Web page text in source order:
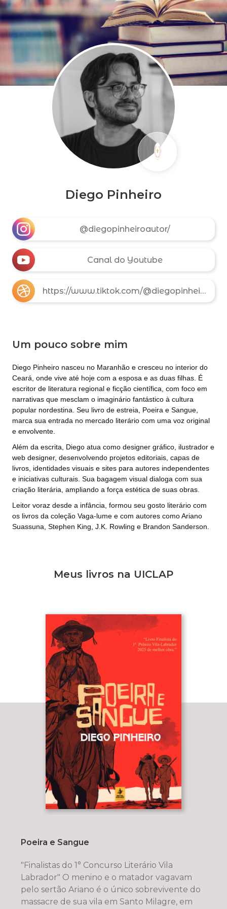
Diego Pinheiro
@diegopinheiroautor/
Canal do Youtube
https://www.tiktok.com/@diegopinheiroautor?lang=pt-BR
Um pouco sobre mim
Diego Pinheiro nasceu no Maranhão e cresceu no interior do
Ceará, onde vive até hoje com a esposa e as duas filhas. É
escritor de literatura regional e ficção científica, com foco em
narrativas que mesclam o imaginário fantástico à cultura
popular nordestina. Seu livro de estreia, Poeira e Sangue,
marca sua entrada no mercado literário com uma voz original
e envolvente.
Além da escrita, Diego atua como designer gráfico, ilustrador e
web designer, desenvolvendo projetos editoriais, capas de
livros, identidades visuais e sites para autores independentes
e iniciativas culturais. Sua bagagem visual dialoga com sua
criação literária, ampliando a força estética de suas obras.
Leitor voraz desde a infância, formou seu gosto literário com
os livros da coleção Vaga-lume e com autores como Ariano
Suassuna, Stephen King, J.K. Rowling e Brandon Sanderson.
Meus livros na UICLAP
Poeira e Sangue
"Finalistas do 1° Concurso Literário Vila
Labrador" O menino e o matador vagavam
pelo sertão Ariano é o único sobrevivente do
massacre de sua vila em Santo Milagre, em